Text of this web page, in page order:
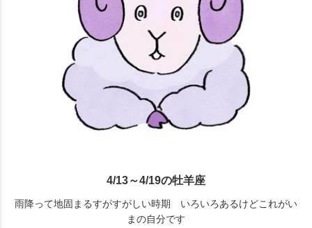
4/13～4/19の牡羊座
雨降って地固まるすがすがしい時期 いろいろあるけどこれがい
まの自分です